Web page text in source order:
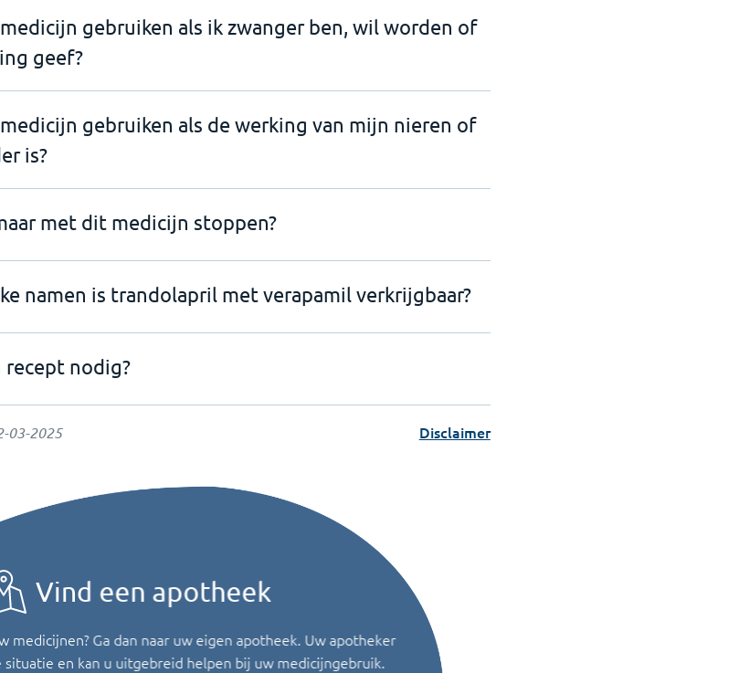
gebruiken als ik zwanger ben, wil worden of
geef?
gebruiken als de werking van mijn nieren of
is?
met dit medicijn stoppen?
namen is trandolapril met verapamil verkrijgbaar?
recept nodig?
03-2025 Disclaimer
Vind een apotheek
medicijnen? Ga dan naar uw eigen apotheek. Uw apotheker
en kan u uitgebreid helpen bij uw medicijngebruik.